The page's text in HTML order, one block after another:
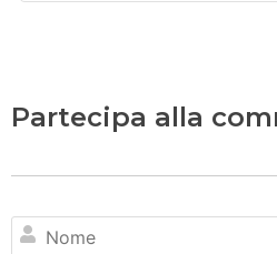
Partecipa alla